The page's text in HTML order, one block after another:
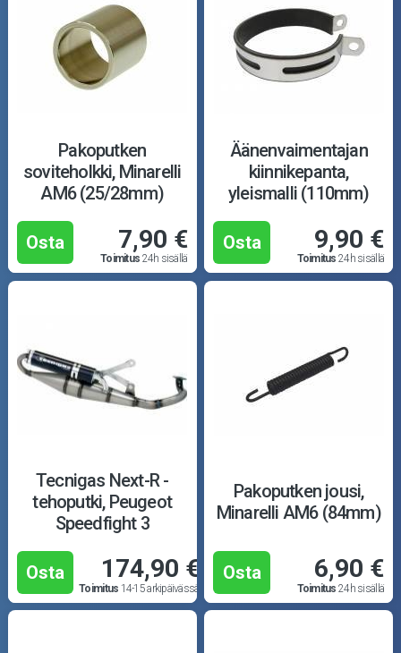
Pakoputken
soviteholkki, Minarelli
AM6 (25/28mm)
Osta 7,90 €
Toimitus 24h sisällä
Äänenvaimentajan
kiinnikepanta,
yleismalli (110mm)
Osta 9,90 €
Toimitus 24h sisällä
Tecnigas Next-R -
tehoputki, Peugeot
Speedfight 3
Osta 174,90 €
Toimitus 14-15 arkipäivässä
Pakoputken jousi,
Minarelli AM6 (84mm)
Osta 6,90 €
Toimitus 24h sisällä